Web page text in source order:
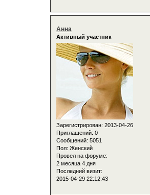
Анна
Активный участник
Зарегистрирован: 2013-04-26
Приглашений: 0
Сообщений: 5051
Пол: Женский
Провел на форуме:
2 месяца 4 дня
Последний визит:
2015-04-29 22:12:43